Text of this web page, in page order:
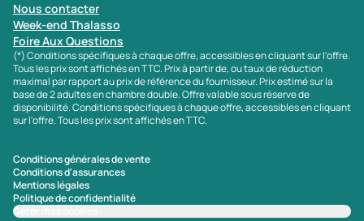
Nous contacter
Week-end Thalasso
Foire Aux Questions
(*) Conditions spécifiques à chaque offre, accessibles en cliquant sur l'offre.
Tous les prix sont affichés en TTC. Prix à partir de, ou taux de réduction
maximal par rapport au prix de référence du fournisseur. Prix estimé sur la
base de 2 adultes en chambre double. Offre valable sous réserve de
disponibilité. Conditions spécifiques à chaque offre, accessibles en cliquant
sur l'offre. Tous les prix sont affichés en TTC.
Conditions générales de vente
Conditions d'assurances
Mentions légales
Politique de confidentialité
Gérer mes cookies